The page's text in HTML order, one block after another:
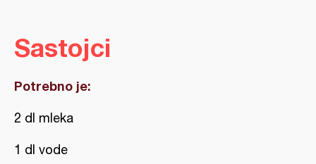
Sastojci
Potrebno je:
2 dl mleka
1 dl vode